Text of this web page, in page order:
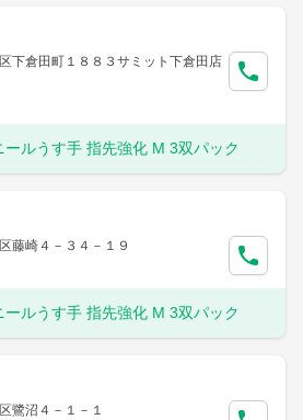
下倉田町１８８３サミット下倉田店
ールうす手 指先強化 M 3双パック
藤崎４－３４－１９
ールうす手 指先強化 M 3双パック
鷺沼４－１－１